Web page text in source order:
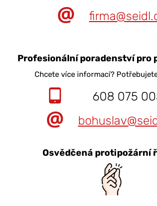
Profesionální poradenství pro
Chcete více informací?
608 075
Osvědčená protipožární